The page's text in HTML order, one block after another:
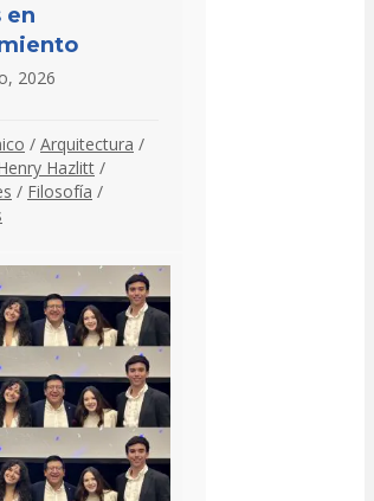
en
2026
/ Arquitectura /
Hazlitt /
/ Filosofía /